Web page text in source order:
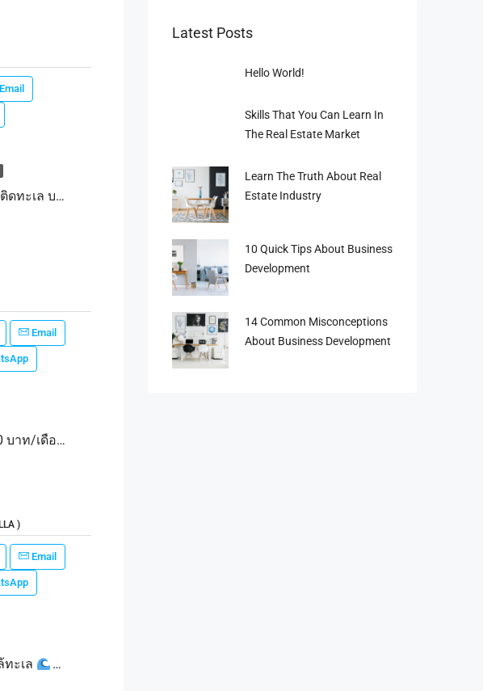
Email
ขาย/ให้เช่าบ้านบางแสน โครงการสุดหรูติดทะเล บางพระ-บางแสน ราคาเช่า: 50,000 บาท/เดือนราคาเช่า: 15 ล้าน (โอน 50/
Email
าท/เดือน
)
Email
ะเล บางพระ-บางแสนขาย: 28 ล้านบาท (โอน 50/50)เช่า: 90,000 บาท/เดือน
Latest Posts
Hello World!
Skills That You Can Learn In
The Real Estate Market
Learn The Truth About Real
Estate Industry
10 Quick Tips About Business
Development
14 Common Misconceptions
About Business Development